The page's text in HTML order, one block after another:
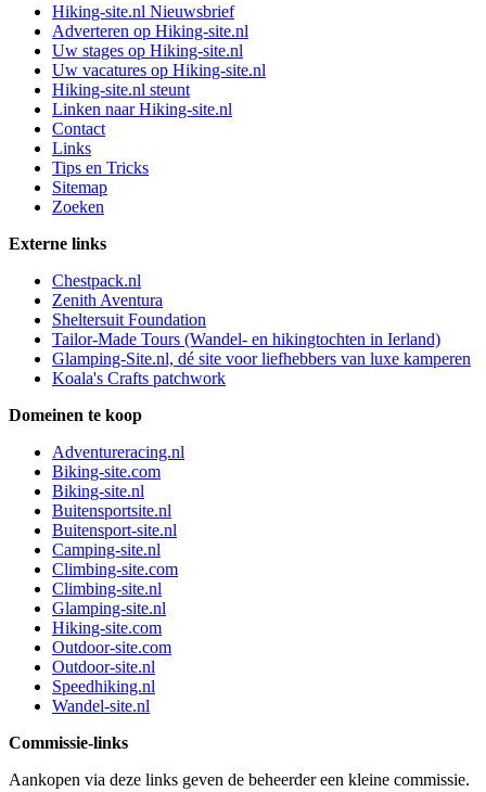
Hiking-site.nl Nieuwsbrief
Adverteren op Hiking-site.nl
Uw stages op Hiking-site.nl
Uw vacatures op Hiking-site.nl
Hiking-site.nl steunt
Linken naar Hiking-site.nl
Contact
Links
Tips en Tricks
Sitemap
Zoeken
Externe links
Chestpack.nl
Zenith Aventura
Sheltersuit Foundation
Tailor-Made Tours (Wandel- en hikingtochten in Ierland)
Glamping-Site.nl, dé site voor liefhebbers van luxe kamperen
Koala's Crafts patchwork
Domeinen te koop
Adventureracing.nl
Biking-site.com
Biking-site.nl
Buitensportsite.nl
Buitensport-site.nl
Camping-site.nl
Climbing-site.com
Climbing-site.nl
Glamping-site.nl
Hiking-site.com
Outdoor-site.com
Outdoor-site.nl
Speedhiking.nl
Wandel-site.nl
Commissie-links
Aankopen via deze links geven de beheerder een kleine commissie.